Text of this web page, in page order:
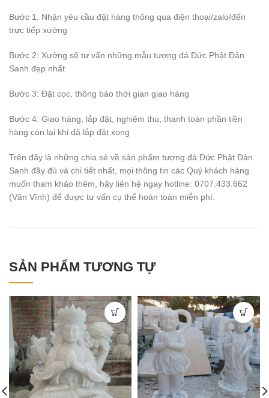
Bước 1: Nhận yêu cầu đặt hàng thông qua điện thoại/zalo/đến
trực tiếp xưởng
Bước 2: Xưởng sẽ tư vấn những mẫu tượng đá Đức Phật Đản
Sanh đẹp nhất
Bước 3: Đặt cọc, thông báo thời gian giao hàng
Bước 4: Giao hàng, lắp đặt, nghiệm thu, thanh toán phần tiền
hàng còn lại khi đã lắp đặt xong
Trên đây là những chia sẻ về sản phẩm tượng đá Đức Phật Đản
Sanh đầy đủ và chi tiết nhất, mọi thông tin các Quý khách hàng
muốn tham khảo thêm, hãy liên hệ ngay hotline: 0707.433.662
(Văn Vĩnh) để được tư vấn cụ thể hoàn toàn miễn phí.
SẢN PHẨM TƯƠNG TỰ